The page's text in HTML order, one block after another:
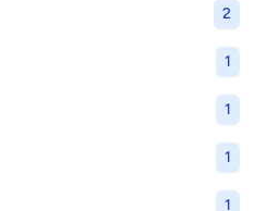
2
1
1
1
1